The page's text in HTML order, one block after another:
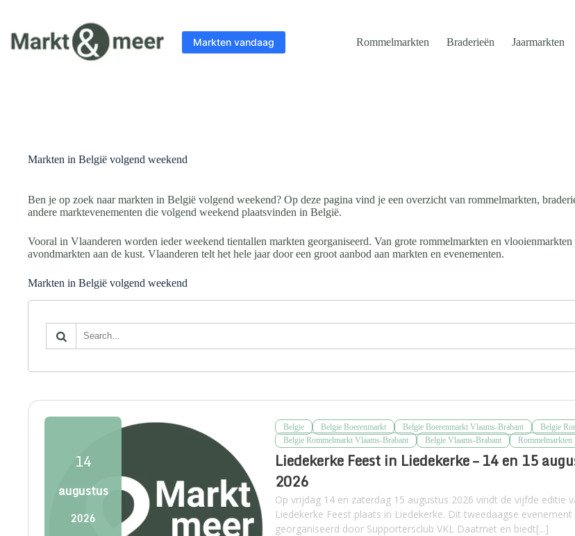
de
inhoud
Markten vandaag Rommelmarkten Braderieën Jaarmarkten
Markten in België volgend weekend
Ben je op zoek naar markten in België volgend weekend? Op deze pagina vind je een overzicht van rommelmarkten,
andere marktevenementen die volgend weekend plaatsvinden in België.
Vooral in Vlaanderen worden ieder weekend tientallen markten georganiseerd. Van grote rommelmarkten en
avondmarkten aan de kust. Vlaanderen telt het hele jaar door een groot aanbod aan markten en evenementen.
Markten in België volgend weekend
14
augustus
2026
Belgie Belgie Boerenmarkt Belgie Boerenmarkt Vlaams-Brabant
Belgie
Belgie Rommelmarkt Vlaams-Brabant
Belgie Vlaams-Brabant Rommelmarkten
Liedekerke Feest in Liedekerke – 14 en 15
2026
Op vrijdag 14 en zaterdag 15 augustus 2026 vindt de vijfde editie
Liedekerke Feest plaats in Liedekerke. Dit tweedaagse
georganiseerd door Supportersclub VKL Daatmet en biedt[...]